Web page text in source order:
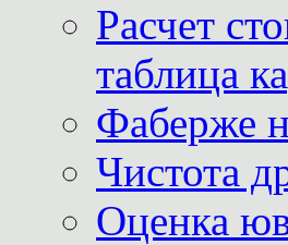
Расчет
таблица
Фаберже
Чистота
Оценка